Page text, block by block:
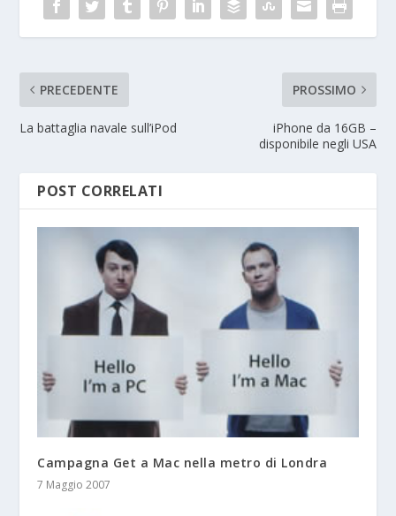
PRECEDENTE
La battaglia navale sull’iPod
PROSSIMO
iPhone da 16GB –
disponibile negli USA
POST CORRELATI
Campagna Get a Mac nella metro di Londra
7 Maggio 2007